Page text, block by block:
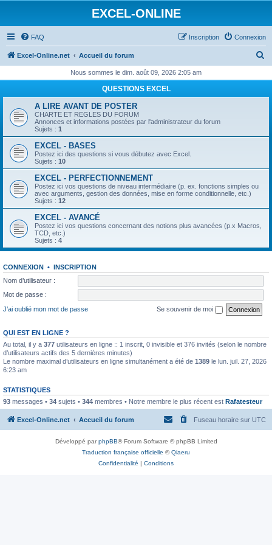
EXCEL-ONLINE
FAQ Connexion
Inscription
Excel-Online.net Accueil du forum
h
e
Nous sommes le dim. août 09, 2026 2:05 am
QUESTIONS EXCEL
A LIRE AVANT DE POSTER
CHARTE ET REGLES DU FORUM
Annonces et informations postées par l'administrateur du forum
Sujets : 1
EXCEL - BASES
Postez ici des questions si vous débutez avec Excel.
Sujets : 10
EXCEL - PERFECTIONNEMENT
Postez ici vos questions de niveau intermédiaire (p. ex. fonctions simples ou
avec arguments, gestion des données, mise en forme conditionnelle, etc.)
Sujets : 12
EXCEL - AVANCÉ
Postez ici vos questions concernant des notions plus avancées (p.x Macros,
TCD, etc.)
Sujets : 4
CONNEXION • INSCRIPTION
Nom d’utilisateur :
Mot de passe :
J’ai oublié mon mot de passe
Se souvenir de moi
QUI EST EN LIGNE ?
Au total, il y a 377 utilisateurs en ligne :: 1 inscrit, 0 invisible et 376 invités (selon le nombre
d’utilisateurs actifs des 5 dernières minutes)
Le nombre maximal d’utilisateurs en ligne simultanément a été de 1389 le lun. juil. 27, 2026
6:23 am
STATISTIQUES
93 messages • 34 sujets • 344 membres • Notre membre le plus récent est Rafatesteur
Excel-Online.net Accueil du forum Fuseau horaire sur UTC
Développé parphpBB® Forum Software © phpBB Limited
Traduction française officielle ©Qiaeru
Confidentialité | Conditions